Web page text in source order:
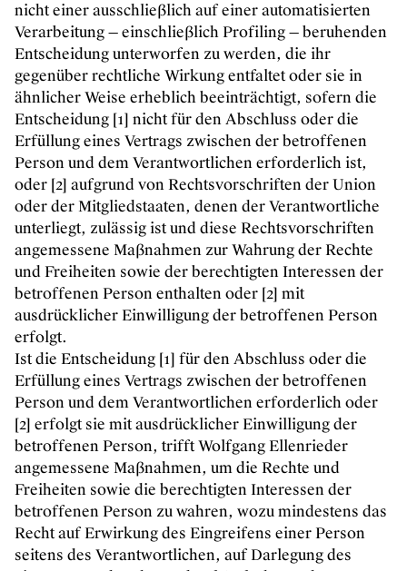
nicht einer ausschließlich auf einer automatisierten
Verarbeitung — einschließlich Profiling — beruhenden
Entscheidung unterworfen zu werden, die ihr
gegenüber rechtliche Wirkung entfaltet oder sie in
ähnlicher Weise erheblich beeinträchtigt, sofern die
Entscheidung [1] nicht für den Abschluss oder die
Erfüllung eines Vertrags zwischen der betroffenen
Person und dem Verantwortlichen erforderlich ist,
oder [2] aufgrund von Rechtsvorschriften der Union
oder der Mitgliedstaaten, denen der Verantwortliche
unterliegt, zulässig ist und diese Rechtsvorschriften
angemessene Maßnahmen zur Wahrung der Rechte
und Freiheiten sowie der berechtigten Interessen der
betroffenen Person enthalten oder [2] mit
ausdrücklicher Einwilligung der betroffenen Person
erfolgt.
Ist die Entscheidung [1] für den Abschluss oder die
Erfüllung eines Vertrags zwischen der betroffenen
Person und dem Verantwortlichen erforderlich oder
[2] erfolgt sie mit ausdrücklicher Einwilligung der
betroffenen Person, trifft Wolfgang Ellenrieder
angemessene Maßnahmen, um die Rechte und
Freiheiten sowie die berechtigten Interessen der
betroffenen Person zu wahren, wozu mindestens das
Recht auf Erwirkung des Eingreifens einer Person
seitens des Verantwortlichen, auf Darlegung des